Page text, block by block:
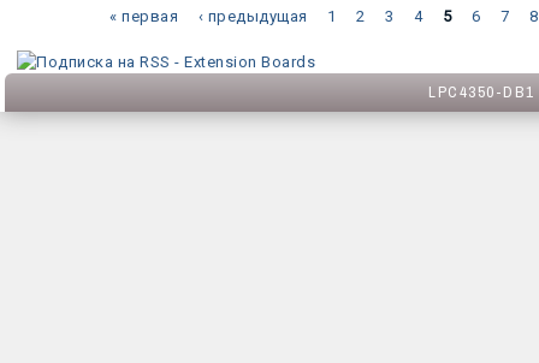
Страницы« первая ‹ предыдущая 1 2 3 4 5 6 7 8
LPC4350-